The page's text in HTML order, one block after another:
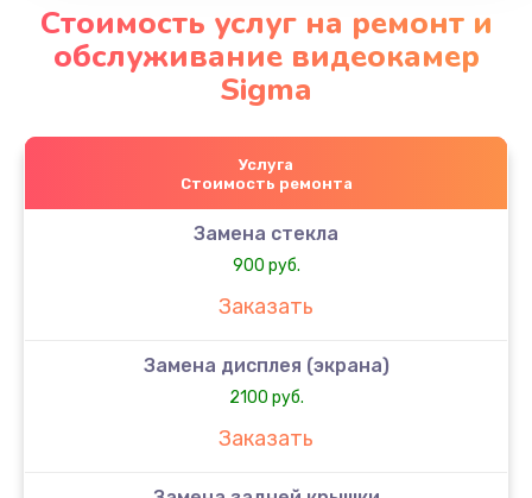
Стоимость услуг на ремонт и
обслуживание видеокамер
Sigma
Услуга
Стоимость ремонта
Замена стекла
900 руб.
Заказать
Замена дисплея (экрана)
2100 руб.
Заказать